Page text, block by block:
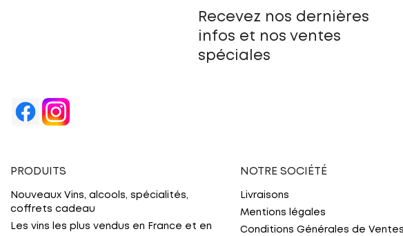
Recevez nos dernières
infos et nos ventes
spéciales
PRODUITS
Nouveaux Vins, alcools, spécialités,
coffrets cadeau
Les vins les plus vendus en France et en
NOTRE SOCIÉTÉ
Livraisons
Mentions légales
Conditions Générales de Ventes